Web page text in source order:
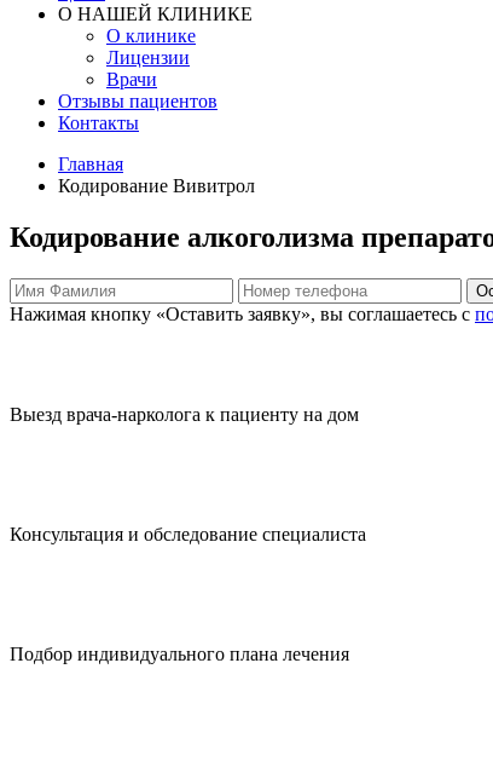
О НАШЕЙ КЛИНИКЕ
О клинике
Лицензии
Врачи
Отзывы пациентов
Контакты
Главная
Кодирование Вивитрол
Кодирование алкоголизма
Нажимая кнопку «Оставить заявку», вы соглашаетесь с
Выезд врача-нарколога к пациенту на дом
Консультация и обследование специалиста
Подбор индивидуального плана лечения